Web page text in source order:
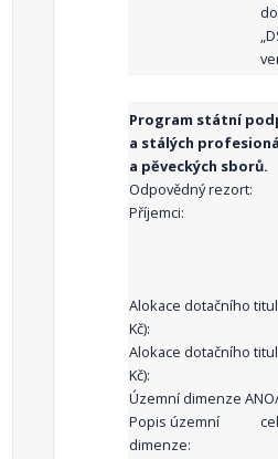
Program státní
a stálých
a pěveckých sborů.
Odpovědný rezort:
Příjemci:
Alokace dotačního
Kč):
Alokace dotačního
Kč):
Územní dimenze
Popis územní
dimenze: